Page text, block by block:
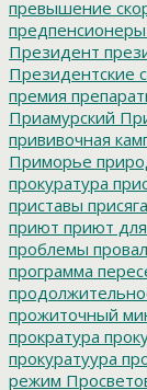
превышение
предпенсионеры
Президент
Президентские
премия
Приамурский
прививочная
Приморье
прокуратура
приставы присяга
приют приют
проблемы провал
программа
прожиточный
прократура
прокуратуура
режим